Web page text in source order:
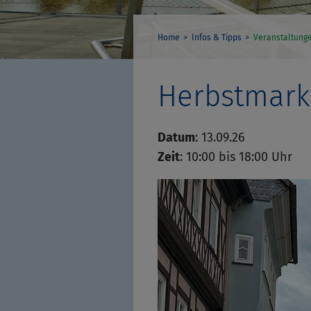
Home Infos & Tipps
Datum: 13.09.26
Zeit: 10:00 bis 18:00 Uhr